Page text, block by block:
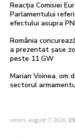
Reacția Comisiei
Parlamentului
efectului asupra
România
a prezentat șase
peste 11 GW
Marian Voinea, om
sectorul
vineri, august 7, 2026